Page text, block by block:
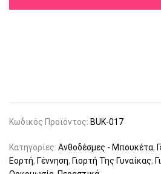
Κωδικός Προϊόντος: BUK-017
Κατηγορίες: Ανθοδέσμες - Μπουκέτα,
Εορτή, Γέννηση, Γιορτή Της Γυναίκας,